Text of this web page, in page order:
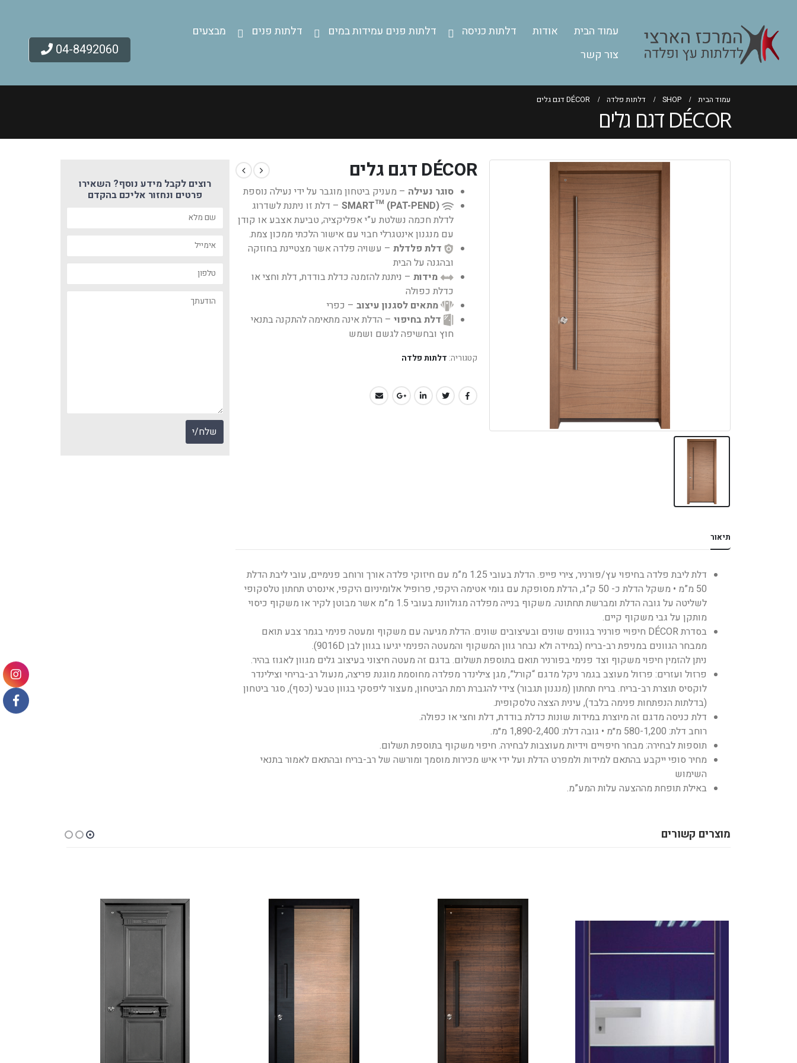
עמוד הבית אודות דלתות כניסה דלתות פנים עמידות במים דלתות פנים
מבצעים
צור קשר
04-8492060
עמוד הבית SHOP דלתות פלדה DÉCOR דגם גלים
DÉCOR דגם גלים
DÉCOR דגם גלים
סוגר נעילה – מעניק ביטחון מוגבר על ידי נעילה נוספת
SMART™ (PAT-PEND) – דלת זו ניתנת לשדרוג
לדלת חכמה נשלטת ע”י אפליקציה, טביעת אצבע או קודן
עם מנגנון אינטגרלי חבוי עם אישור הלכתי ממכון צמת.
דלת פלדלת – עשויה פלדה אשר מצטיינת בחוזקה
ובהגנה על הבית
מידות – ניתנת להזמנה כדלת בודדת, דלת וחצי או
כדלת כפולה
מתאים לסגנון עיצוב – כפרי
דלת בחיפוי – הדלת אינה מתאימה להתקנה בתנאי
חוץ ובחשיפה לגשם ושמש
קטגוריה: דלתות פלדה
תיאור
דלת ליבת פלדה בחיפוי עץ/פורניר, צירי פייפ. הדלת בעובי 1.25 מ”מ עם חיזוקי פלדה אורך ורוחב פנימיים, עובי ליבת הדלת
50 מ”מ • משקל הדלת כ- 50 ק”ג, הדלת מסופקת עם גומי אטימה היקפי, פרופיל אלומיניום היקפי, אינסרט תחתון טלסקופי
לשליטה על גובה הדלת ומברשת תחתונה. משקוף בנייה מפלדה מגולוונת בעובי 1.5 מ”מ אשר מבוטן לקיר או משקוף כיסוי
מותקן על גבי משקוף קיים.
בסדרת DÉCOR חיפויי פורניר בגוונים שונים ובעיצובים שונים. הדלת מגיעה עם משקוף ומעטה פנימי בגמר צבע תואם
ממבחר הגוונים במניפת רב-בריח (במידה ולא נבחר גוון המשקוף והמעטה הפנימי יגיעו בגוון לבן 9016D).
ניתן להזמין חיפוי משקוף וצד פנימי בפורניר תואם בתוספת תשלום. בדגם זה מעטה חיצוני בעיצוב גלים מגוון לאגוז בהיר.
פרזול ועזרים: פרזול מעוצב בגמר ניקל מדגם “קורל”, מגן צילינדר מפלדה מחוסמת מוגנת פריצה, מנעול רב-בריחי וצילינדר
לוקסיס תוצרת רב-בריח. בריח תחתון (מנגנון תגבור) צידי להגברת רמת הביטחון, מעצור ליפסקי בגוון טבעי (כסף), סגר ביטחון
(בדלתות הנפתחות פנימה בלבד), עינית הצצה טלסקופית.
דלת כניסה מדגם זה מיוצרת במידות שונות כדלת בודדת, דלת וחצי או כפולה.
רוחב דלת: 580-1,200 מ״מ • גובה דלת: 1,890-2,400 מ״מ.
תוספות לבחירה: מבחר חיפויים וידיות מעוצבות לבחירה. חיפוי משקוף בתוספת תשלום.
מחיר סופי ייקבע בהתאם למידות ולמפרט הדלת ועל ידי איש מכירות מוסמך ומורשה של רב-בריח ובהתאם לאמור בתנאי
השימוש
באילת תופחת מההצעה עלות המע”מ.
רוצים לקבל מידע נוסף? השאירו
פרטים ונחזור אליכם בהקדם
מוצרים קשורים